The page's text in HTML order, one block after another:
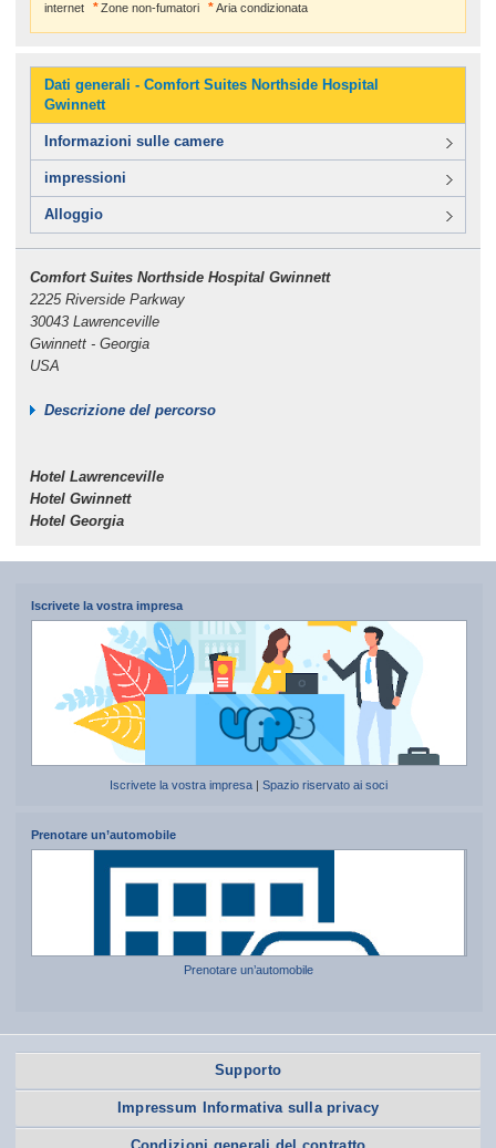
internet
Zone non-fumatori Aria condizionata
Dati generali - Comfort Suites Northside Hospital
Gwinnett
Informazioni sulle camere
impressioni
Alloggio
Comfort Suites Northside Hospital Gwinnett
2225 Riverside Parkway
30043 Lawrenceville
Gwinnett - Georgia
USA
Descrizione del percorso
Hotel Lawrenceville
Hotel Gwinnett
Hotel Georgia
Iscrivete la vostra impresa
Iscrivete la vostra impresa |Spazio riservato ai soci
Prenotare un’automobile
Prenotare un’automobile
Supporto
Impressum Informativa sulla privacy